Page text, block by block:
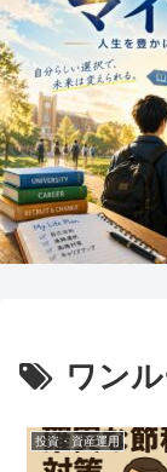
ワン
投資・資産運用